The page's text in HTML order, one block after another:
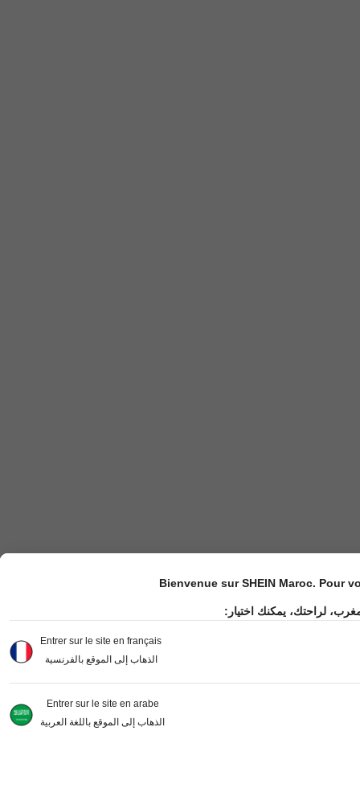
Bienvenue sur SHEIN Maroc. Pour
لراحتك، يمكنك اختيار:
Entrer sur le site en français
الذهاب إلى الموقع بالفرنسية
Entrer sur le site en arabe
الذهاب إلى الموقع باللغة العربية